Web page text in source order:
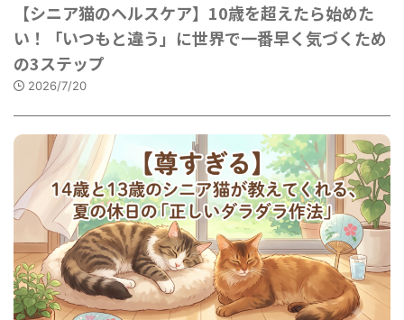
【シニア猫のヘルスケア】10歳を超えたら始めた
い！「いつもと違う」に世界で一番早く気づくため
の3ステップ
2026/7/20